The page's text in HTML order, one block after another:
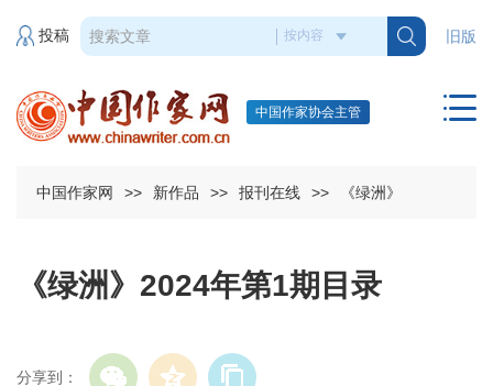
旧版
投稿
中国作家协会主管
中国作家网 >> 新作品 >> 报刊在线 >> 《绿洲》
《绿洲》2024年第1期目录
分享到：